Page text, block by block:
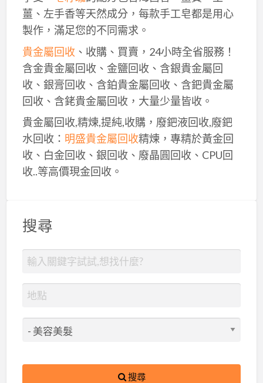
薑、左手香等天然成分，每款手工皂都是用心
製作，滿足您的不同需求。
貴金屬回收、收購、買賣，24小時全省服務！
含金貴金屬回收、金鹽回收、含銀貴金屬回
收、銀膏回收、含鉑貴金屬回收、含鈀貴金屬
回收、含銠貴金屬回收，大量少量皆收。
貴金屬回收,精煉,提純,收購，廢鈀液回收,廢鈀
水回收： 明盛貴金屬回收精煉，專精於黃金回
收、白金回收、銀回收、廢晶圓回收、CPU回
收..等高價現金回收。
搜尋
搜尋